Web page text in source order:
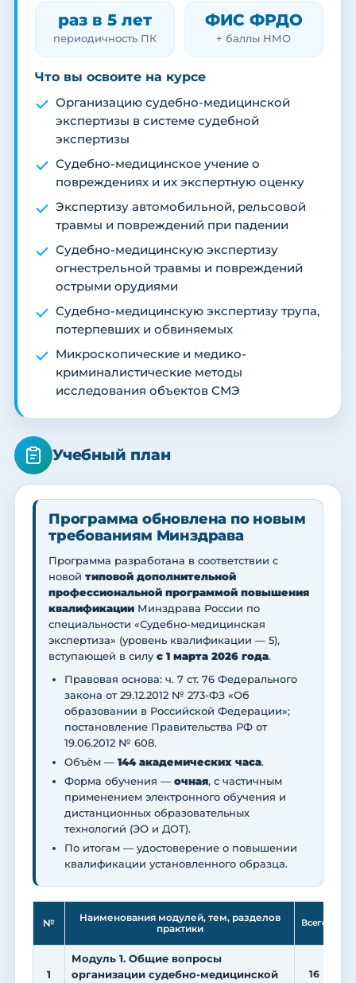
раз в 5 лет
периодичность ПК
ФИС ФРДО
+ баллы НМО
Что вы освоите на курсе
Организацию судебно-медицинской
экспертизы в системе судебной
экспертизы
Судебно-медицинское учение о
повреждениях и их экспертную оценку
Экспертизу автомобильной, рельсовой
травмы и повреждений при падении
Судебно-медицинскую экспертизу
огнестрельной травмы и повреждений
острыми орудиями
Судебно-медицинскую экспертизу трупа,
потерпевших и обвиняемых
Микроскопические и медико-
криминалистические методы
исследования объектов СМЭ
Учебный план
Программа обновлена по новым
требованиям Минздрава
Программа разработана в соответствии с
новой типовой дополнительной
профессиональной программой повышения
квалификации Минздрава России по
специальности «Судебно-медицинская
экспертиза» (уровень квалификации — 5),
вступающей в силус 1 марта 2026 года.
Правовая основа: ч. 7 ст. 76 Федерального
закона от 29.12.2012 № 273-ФЗ «Об
образовании в Российской Федерации»;
постановление Правительства РФ от
19.06.2012 № 608.
Объём — 144 академических часа.
Форма обучения — очная, с частичным
применением электронного обучения и
дистанционных образовательных
технологий (ЭО и ДОТ).
По итогам — удостоверение о повышении
квалификации установленного образца.
№
Наименования модулей, тем, разделов
практики
Всего
1
Модуль 1. Общие вопросы
организации судебно-медицинской
16